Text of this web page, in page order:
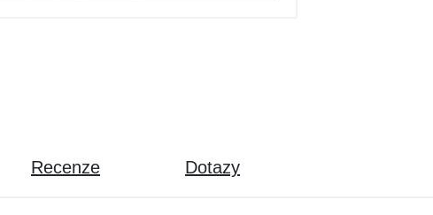
Recenze Dotazy